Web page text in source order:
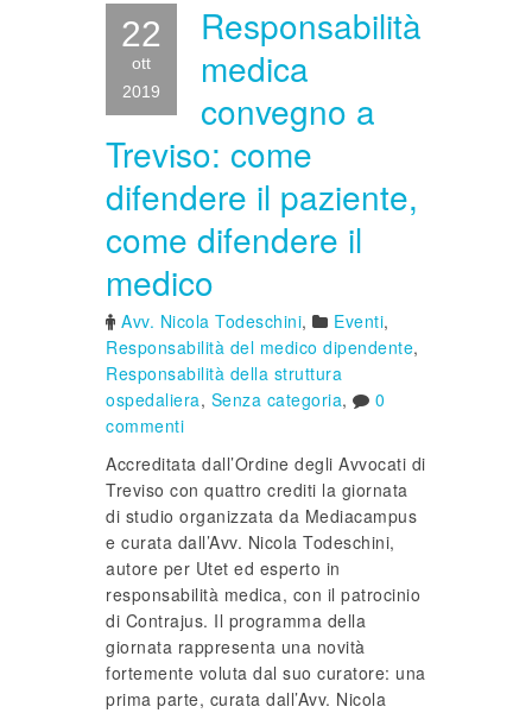
22
ott
2019
Responsabilità
medica
convegno a
Treviso: come
difendere il paziente,
come difendere il
medico
Avv. Nicola Todeschini, Eventi,
Responsabilità del medico dipendente,
Responsabilità della struttura
ospedaliera, Senza categoria,
0
commenti
Accreditata dall’Ordine degli Avvocati di
Treviso con quattro crediti la giornata
di studio organizzata da Mediacampus
e curata dall’Avv. Nicola Todeschini,
autore per Utet ed esperto in
responsabilità medica, con il patrocinio
di Contrajus. Il programma della
giornata rappresenta una novità
fortemente voluta dal suo curatore: una
prima parte, curata dall’Avv. Nicola